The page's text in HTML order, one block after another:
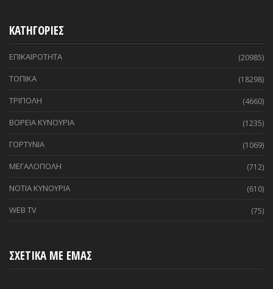
ΚΑΤΗΓΟΡΙΕΣ
ΕΠΙΚΑΙΡΟΤΗΤΑ (20985)
ΤΟΠΙΚΑ (18298)
ΤΡΙΠΟΛΗ (4660)
ΒΟΡΕΙΑ ΚΥΝΟΥΡΙΑ (1235)
ΓΟΡΤΥΝΙΑ (1069)
ΜΕΓΑΛΟΠΟΛΗ (712)
ΝΟΤΙΑ ΚΥΝΟΥΡΙΑ (610)
WEB TV (75)
ΣΧΕΤΙΚΑ ΜΕ ΕΜΑΣ